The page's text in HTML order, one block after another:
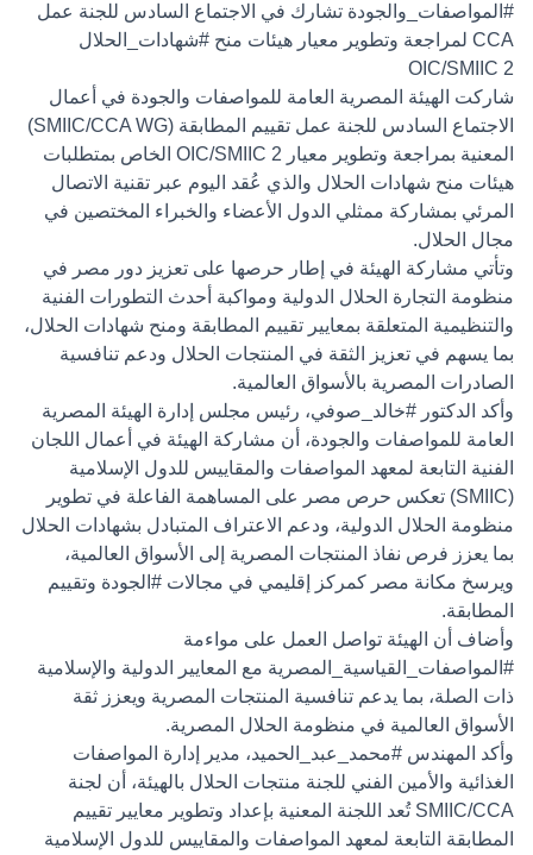
#المواصفات_والجودة تشارك في الاجتماع السادس للجنة عمل
CCA لمراجعة وتطوير معيار هيئات منح
#شهادات_الحلال
OIC/SMIIC 2
شاركت الهيئة المصرية العامة للمواصفات والجودة في أعمال
الاجتماع السادس للجنة عمل تقييم المطابقة (SMIIC/CCA WG)
المعنية بمراجعة وتطوير معيار OIC/SMIIC 2 الخاص بمتطلبات
هيئات منح شهادات الحلال والذي عُقد اليوم عبر تقنية الاتصال
المرئي بمشاركة ممثلي الدول الأعضاء والخبراء المختصين في
مجال الحلال.
وتأتي مشاركة الهيئة في إطار حرصها على تعزيز دور مصر في
منظومة التجارة الحلال الدولية ومواكبة أحدث التطورات الفنية
والتنظيمية المتعلقة بمعايير تقييم المطابقة ومنح شهادات الحلال،
بما يسهم في تعزيز الثقة في المنتجات الحلال ودعم تنافسية
الصادرات المصرية بالأسواق العالمية.
وأكد الدكتور #خالد_صوفي، رئيس مجلس إدارة الهيئة المصرية
العامة للمواصفات والجودة، أن مشاركة الهيئة في أعمال اللجان
الفنية التابعة لمعهد المواصفات والمقاييس للدول الإسلامية
(SMIIC) تعكس حرص مصر على المساهمة الفاعلة في تطوير
منظومة الحلال الدولية، ودعم الاعتراف المتبادل بشهادات الحلال
بما يعزز فرص نفاذ المنتجات المصرية إلى الأسواق العالمية،
ويرسخ مكانة مصر كمركز إقليمي في مجالات #الجودة وتقييم
المطابقة.
وأضاف أن الهيئة تواصل العمل على مواءمة
#المواصفات_القياسية_المصرية مع المعايير الدولية والإسلامية
ذات الصلة، بما يدعم تنافسية المنتجات المصرية ويعزز ثقة
الأسواق العالمية في منظومة الحلال المصرية.
وأكد المهندس #محمد_عبد_الحميد، مدير إدارة المواصفات
الغذائية والأمين الفني للجنة منتجات الحلال بالهيئة، أن لجنة
SMIIC/CCA تُعد اللجنة المعنية بإعداد وتطوير معايير تقييم
المطابقة التابعة لمعهد المواصفات والمقاييس للدول الإسلامية